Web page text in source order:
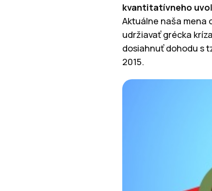
kvantitatívneho
Aktuálne naša mena
udržiavať grécka
dosiahnuť dohodu s
2015.